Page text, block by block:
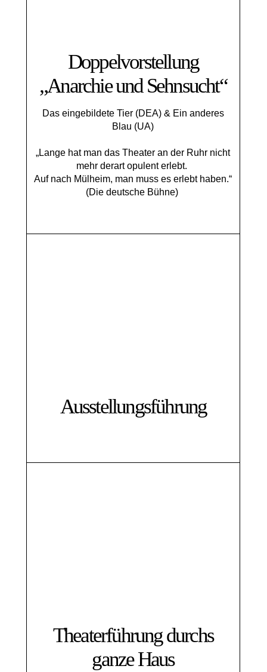
Doppelvorstellung
„Anarchie und Sehnsucht“
Das eingebildete Tier (DEA) & Ein anderes
Blau (UA)
„Lange hat man das Theater an der Ruhr nicht
mehr derart opulent erlebt.
Auf nach Mülheim, man muss es erlebt haben.“
(Die deutsche Bühne)
Ausstellungsführung
Theaterführung durchs
ganze Haus